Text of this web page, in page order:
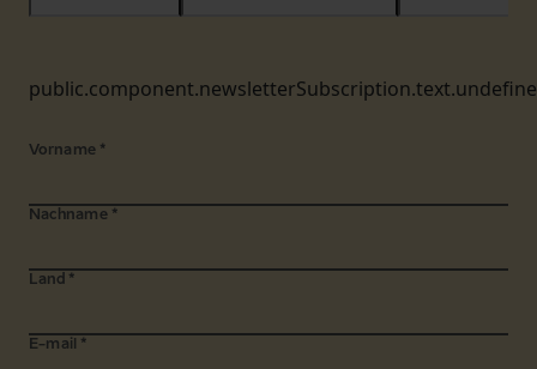
Vorname *
Nachname *
Land *
E-mail *